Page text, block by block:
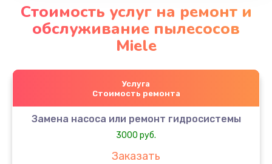
Стоимость услуг на ремонт и
обслуживание пылесосов
Miele
Услуга
Стоимость ремонта
Замена насоса или ремонт гидросистемы
3000 руб.
Заказать